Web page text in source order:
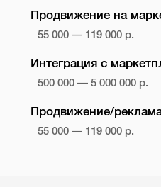
Продвижение на
55 000 — 119 000 р.
Интеграция с
500 000 — 5 000 000 р.
Продвижение/
55 000 — 119 000 р.